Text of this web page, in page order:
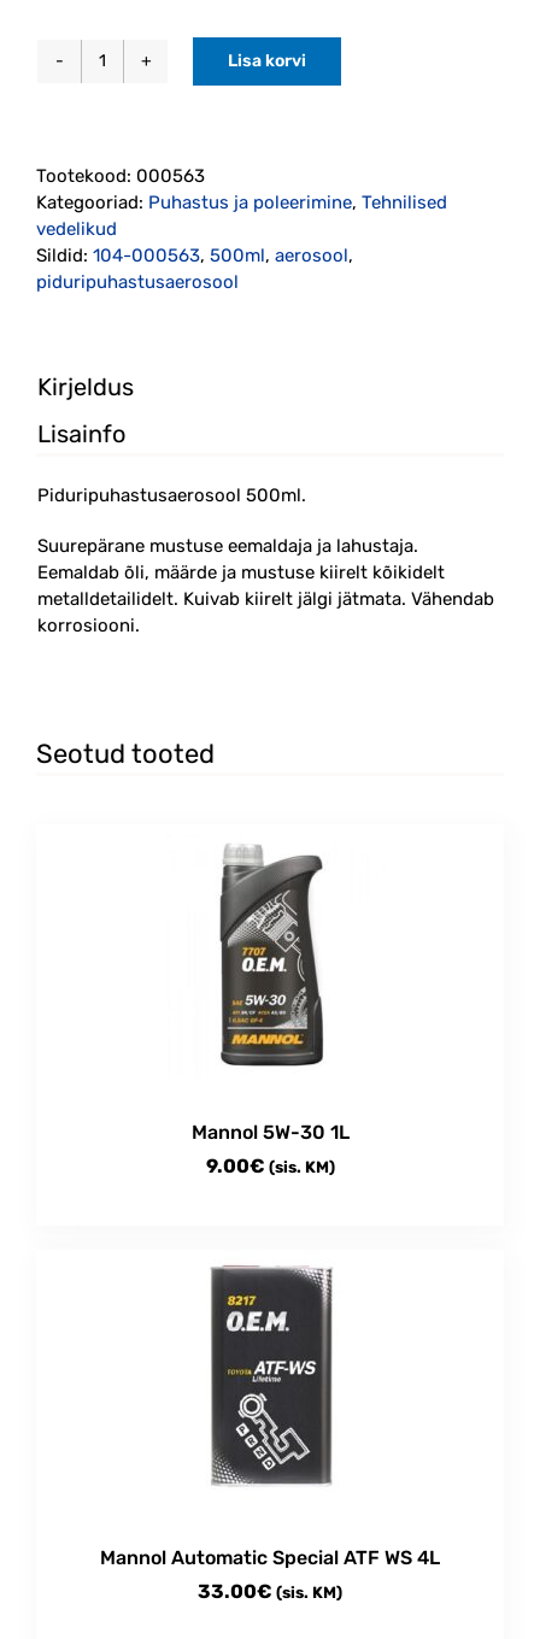
Piduripuhastusaerosool
Lisa korvi
Tootekood: 000563
Kategooriad: Puhastus ja poleerimine, Tehnilised
vedelikud
Sildid: 104-000563, 500ml, aerosool,
piduripuhastusaerosool
Kirjeldus
Lisainfo
Piduripuhastusaerosool 500ml.
Suurepärane mustuse eemaldaja ja lahustaja.
Eemaldab õli, määrde ja mustuse kiirelt kõikidelt
metalldetailidelt. Kuivab kiirelt jälgi jätmata. Vähendab
korrosiooni.
Seotud tooted
Mannol 5W-30 1L
9.00€ (sis. KM)
Mannol Automatic Special ATF WS 4L
33.00€ (sis. KM)